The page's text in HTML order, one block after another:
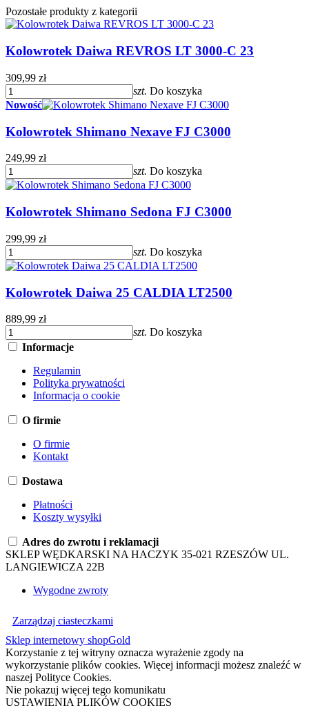
Pozostałe produkty z kategorii
Kolowrotek Daiwa REVROS LT 3000-C 23
309,99 zł
szt. Do koszyka
Nowość
Kolowrotek Shimano Nexave FJ C3000
249,99 zł
szt. Do koszyka
Kolowrotek Shimano Sedona FJ C3000
299,99 zł
szt. Do koszyka
Kolowrotek Daiwa 25 CALDIA LT2500
889,99 zł
szt. Do koszyka
Informacje
Regulamin
Polityka prywatności
Informacja o cookie
O firmie
O firmie
Kontakt
Dostawa
Płatności
Koszty wysyłki
Adres do zwrotu i reklamacji
SKLEP WĘDKARSKI NA HACZYK 35-021 RZESZÓW UL.
LANGIEWICZA 22B
Wygodne zwroty
Zarządzaj ciasteczkami
Sklep internetowy shopGold
Korzystanie z tej witryny oznacza wyrażenie zgody na
wykorzystanie plików cookies. Więcej informacji możesz znaleźć w
naszej Polityce Cookies.
Nie pokazuj więcej tego komunikatu
USTAWIENIA PLIKÓW COOKIES